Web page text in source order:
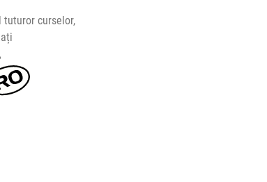
curselor,